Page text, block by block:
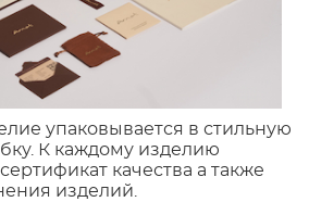
упаковывается в стильную
К каждому изделию
качества а также
изделий.